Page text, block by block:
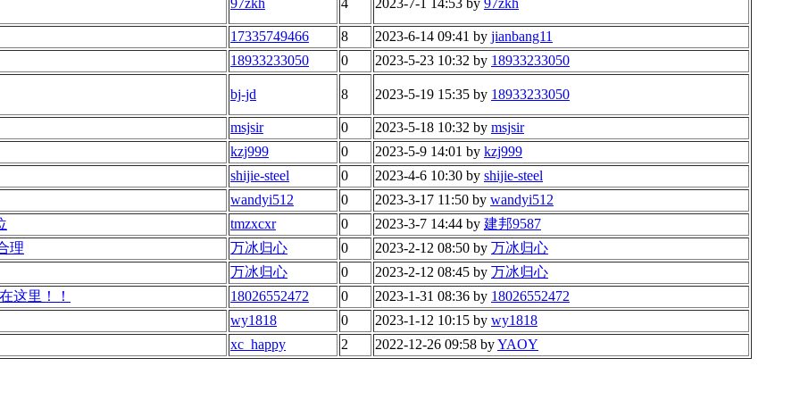
97zkh 4 2023-7-1 14:53 by 97zkh
17335749466 8 2023-6-14 09:41 by jianbang11
18933233050
0 2023-5-23 10:32 by 18933233050
bj-jd 8 2023-5-19 15:35 by 18933233050
msjsir 0 2023-5-18 10:32 by msjsir
kzj999
0 2023-5-9 14:01 by kzj999
shijie-steel
0 2023-4-6 10:30 by shijie-steel
wandyi512
0 2023-3-17 11:50 by wandyi512
tmzxcxr 0 2023-3-7 14:44 by 建邦9587
理
万冰归心 0 2023-2-12 08:50 by 万冰归心
万冰归心
0 2023-2-12 08:45 by 万冰归心
这里！！
18026552472 0 2023-1-31 08:36 by 18026552472
wy1818
0 2023-1-12 10:15 by wy1818
xc_happy
2 2022-12-26 09:58 byYAOY